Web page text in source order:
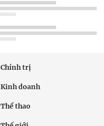
Chính trị
Kinh doanh
Thể thao